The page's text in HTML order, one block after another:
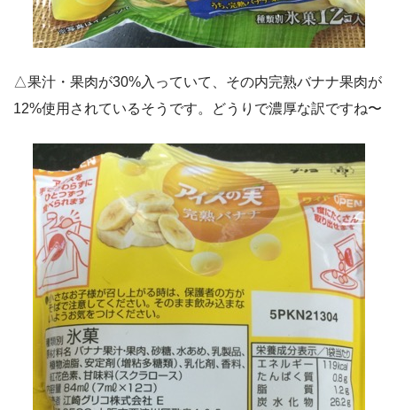
△果汁・果肉が30%入っていて、その内完熟バナナ果肉が
12%使用されているそうです。どうりで濃厚な訳ですね〜